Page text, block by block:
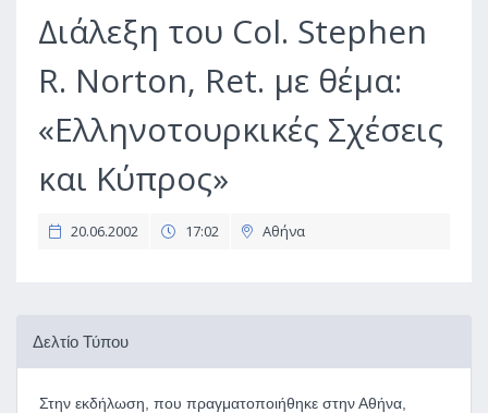
Διάλεξη του Col. Stephen
R. Norton, Ret. με θέμα:
«Ελληνοτουρκικές Σχέσεις
και Κύπρος»
20.06.2002 17:02 Αθήνα
Δελτίο Τύπου
Στην εκδήλωση, που πραγματοποιήθηκε στην Αθήνα,